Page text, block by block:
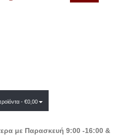
- €0,00
με Παρασκευή 9:00 -16:00 &